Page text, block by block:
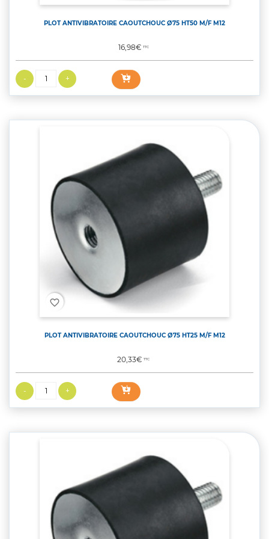
PLOT ANTIVIBRATOIRE CAOUTCHOUC Ø75 HT50 M/F M12
Prix
16,98€TTC
favorite_border
PLOT ANTIVIBRATOIRE CAOUTCHOUC Ø75 HT25 M/F M12
Prix
20,33€TTC